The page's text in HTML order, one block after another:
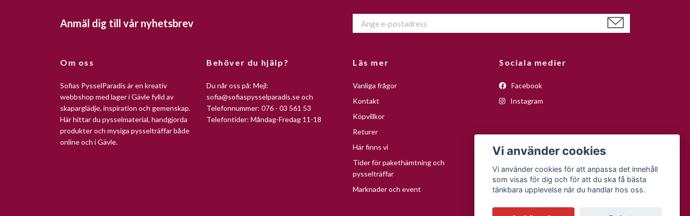
Anmäl dig till vår nyhetsbrev
Om oss
Sofias PysselParadis är en kreativ
webbshop med lager i Gävle fylld av
skaparglädje, inspiration och gemenskap.
Här hittar du pysselmaterial, handgjorda
produkter och mysiga pysselträffar både
online och i Gävle.
Behöver du hjälp?
Du når oss på: Mejl:
sofia@sofiaspysselparadis.seoch
Telefonnummer: 076 - 03 561 53
Telefontider: Måndag-Fredag 11-18
Läs mer
Vanliga frågor
Kontakt
Köpvillkor
Returer
Här finns vi
Tider för pakethämtning och
pysselträffar
Marknader och event
Sociala medier
Facebook
Instagram
Vi använder cookies
Vi använder cookies för att anpassa det innehåll
som visas för dig och för att du ska få bästa
tänkbara upplevelse när du handlar hos oss.